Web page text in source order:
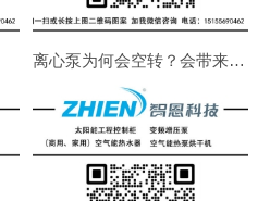
离心泵为何会空转？会带来什么危害？